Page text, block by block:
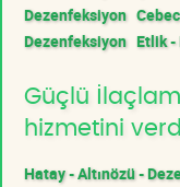
Dezenfeksiyon
Dezenfeksiyon Etlik -
Güçlü
hizmetini
Hatay - Altınözü -